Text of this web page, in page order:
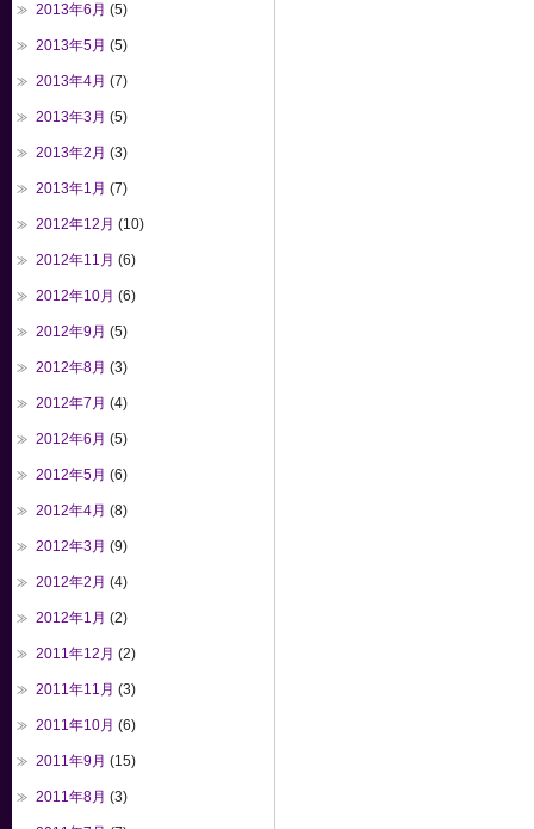
2013年6月 (5)
2013年5月 (5)
2013年4月 (7)
2013年3月 (5)
2013年2月 (3)
2013年1月 (7)
2012年12月 (10)
2012年11月 (6)
2012年10月 (6)
2012年9月 (5)
2012年8月 (3)
2012年7月 (4)
2012年6月 (5)
2012年5月 (6)
2012年4月 (8)
2012年3月 (9)
2012年2月 (4)
2012年1月 (2)
2011年12月 (2)
2011年11月 (3)
2011年10月 (6)
2011年9月 (15)
2011年8月 (3)